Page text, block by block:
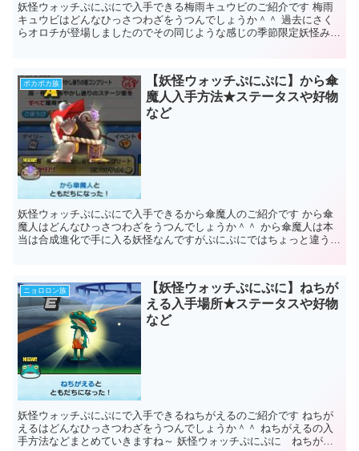
妖怪ウォッチぷにぷにで入手できる梅雨キュウビのご紹介です 梅雨
キュウビはどんなひっさつわざをうつんでしょうか＾＾ 過去にさく
らオロチが登場しましたのでその同じような感じの季節限定妖怪みた
ポカポカ族
【妖怪ウォッチぷにぷに】から傘
魔人入手方法★ステータスや好物
など
妖怪ウォッチぷにぷにで入手できるから傘魔人のご紹介です から傘
魔人はどんなひっさつわざをうつんでしょうか＾＾ から傘魔人は本
当は合成進化で手に入る妖怪なんですがぷにぷにではちょっと違うよ
ニョロロン族
【妖怪ウォッチぷにぷに】ねちが
える入手場所★ステータスや好物
など
妖怪ウォッチぷにぷにで入手できるねちがえるのご紹介です ねちが
えるはどんなひっさつわざをうつんでしょうか＾＾ ねちがえるの入
手方法などまとめていきますね～ 妖怪ウォッチぷにぷに ねちがえ